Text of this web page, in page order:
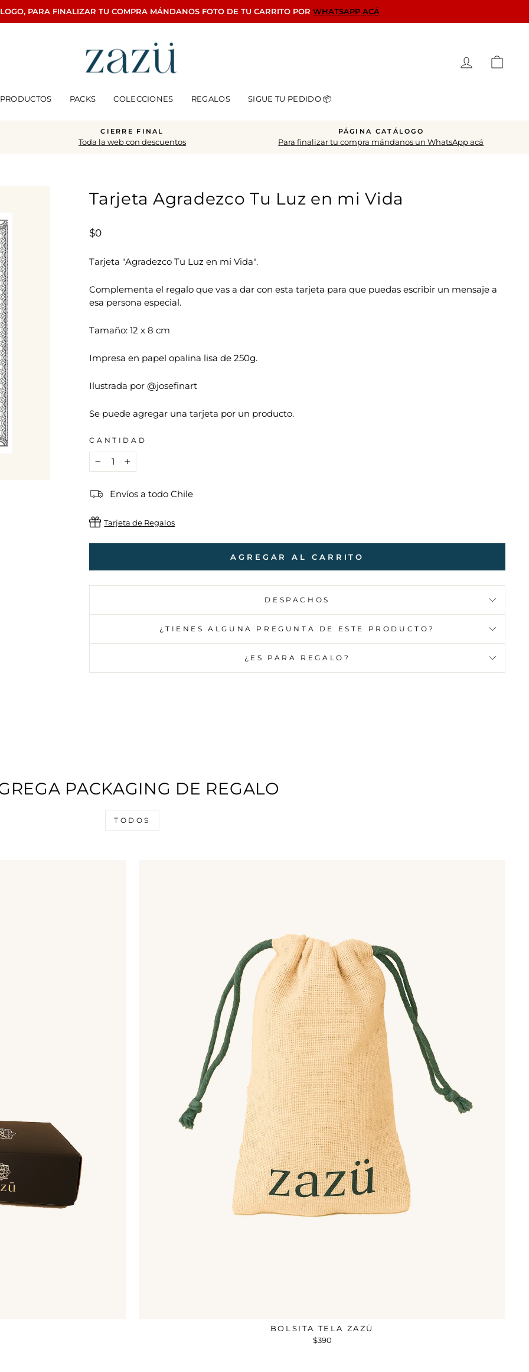
PARA FINALIZAR TU COMPRA MÁNDANOS FOTO DE TU CARRITO POR WHATSAPP ACÁ
Ingresar
PRODUCTOS PACKS COLECCIONES REGALOS SIGUE TU PEDIDO 📦
diapositivas
CIERRE FINAL
Toda la web con descuentos
PÁGINA CATÁLOGO
Para finalizar tu compra mándanos un WhatsApp acá
Tarjeta Agradezco Tu Luz en mi Vida
Precio
$0
Tarjeta "Agradezco Tu Luz en mi Vida".
Complementa el regalo que vas a dar con esta tarjeta para que puedas escribir un mensaje a
esa persona especial.
Tamaño: 12 x 8 cm
Impresa en papel opalina lisa de 250g.
Ilustrada por @josefinart
Se puede agregar una tarjeta por un producto.
CANTIDAD
− +
Envíos a todo Chile
Tarjeta de Regalos
AGREGAR AL CARRITO
DESPACHOS
¿TIENES ALGUNA PREGUNTA DE ESTE PRODUCTO?
¿ES PARA REGALO?
PACKAGING DE REGALO
TODOS
BOLSITA TELA ZAZÜ
$390